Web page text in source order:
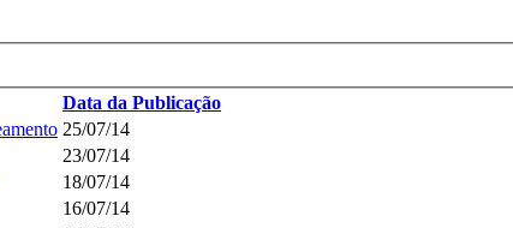
Data da Publicação
25/07/14
23/07/14
18/07/14
16/07/14